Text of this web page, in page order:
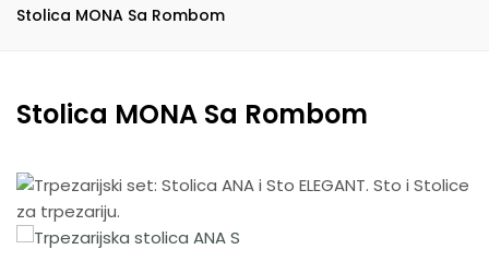
Stolica MONA Sa Rombom
Stolica MONA Sa Rombom